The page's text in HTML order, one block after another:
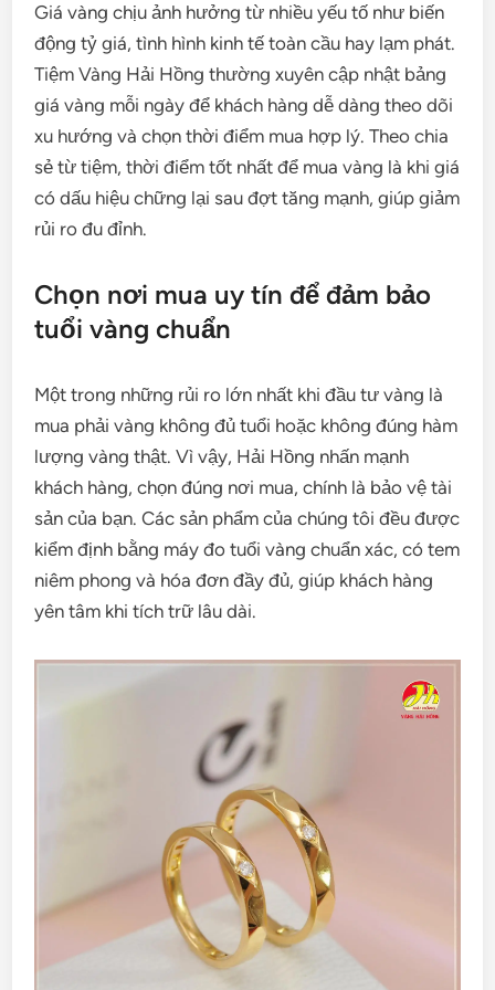
Giá vàng chịu ảnh hưởng từ nhiều yếu tố như biến
động tỷ giá, tình hình kinh tế toàn cầu hay lạm phát.
Tiệm Vàng Hải Hồng thường xuyên cập nhật bảng
giá vàng mỗi ngày để khách hàng dễ dàng theo dõi
xu hướng và chọn thời điểm mua hợp lý. Theo chia
sẻ từ tiệm, thời điểm tốt nhất để mua vàng là khi giá
có dấu hiệu chững lại sau đợt tăng mạnh, giúp giảm
rủi ro đu đỉnh.
Chọn nơi mua uy tín để đảm bảo
tuổi vàng chuẩn
Một trong những rủi ro lớn nhất khi đầu tư vàng là
mua phải vàng không đủ tuổi hoặc không đúng hàm
lượng vàng thật. Vì vậy, Hải Hồng nhấn mạnh
khách hàng, chọn đúng nơi mua, chính là bảo vệ tài
sản của bạn. Các sản phẩm của chúng tôi đều được
kiểm định bằng máy đo tuổi vàng chuẩn xác, có tem
niêm phong và hóa đơn đầy đủ, giúp khách hàng
yên tâm khi tích trữ lâu dài.